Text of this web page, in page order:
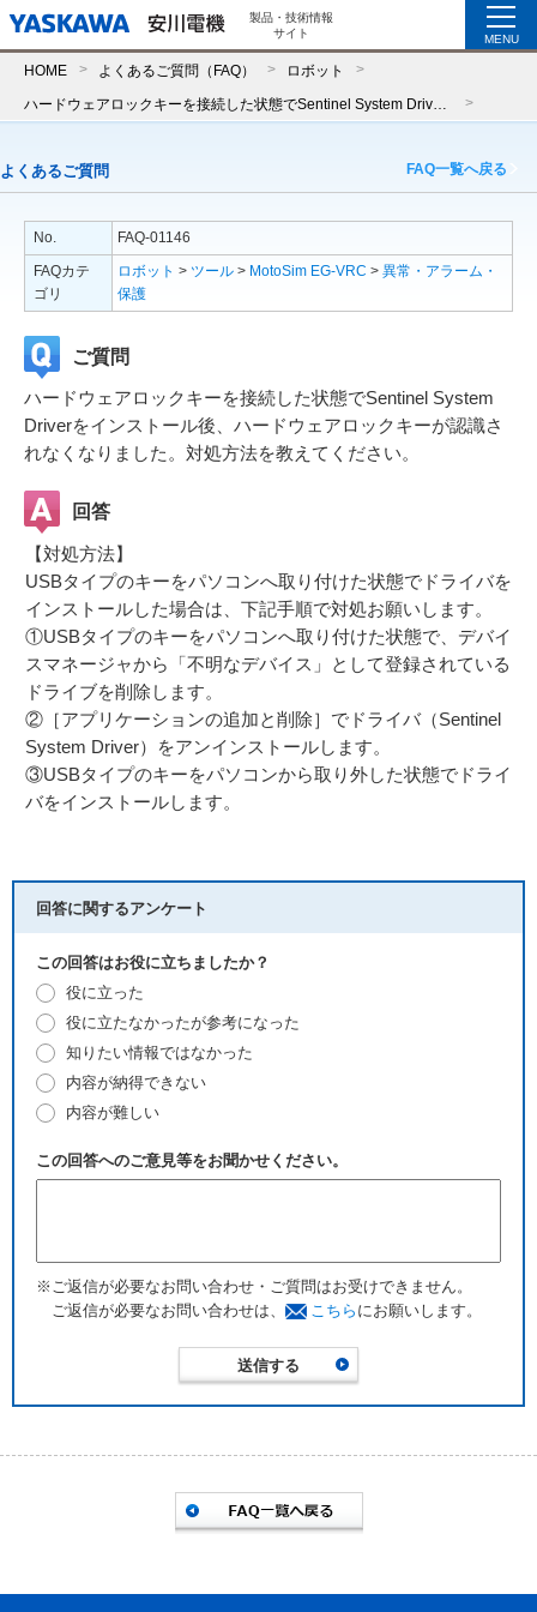
製品・技術情報
サイト
MENU
HOME よくあるご質問（FAQ） ロボット
よくあるご質問 FAQ一覧へ戻る
No.
FAQ-01146
FAQカテ
ゴリ
ロボット > ツール > MotoSim EG-VRC > 異常・アラーム・
保護
ご質問
ハードウェアロックキーを接続した状態でSentinel System
Driverをインストール後、ハードウェアロックキーが認識さ
れなくなりました。対処方法を教えてください。
回答
【対処方法】
USBタイプのキーをパソコンへ取り付けた状態でドライバを
インストールした場合は、下記手順で対処お願いします。
①USBタイプのキーをパソコンへ取り付けた状態で、デバイ
スマネージャから「不明なデバイス」として登録されている
ドライブを削除します。
②［アプリケーションの追加と削除］でドライバ（Sentinel
System Driver）をアンインストールします。
③USBタイプのキーをパソコンから取り外した状態でドライ
バをインストールします。
回答に関するアンケート
この回答はお役に立ちましたか？
役に立った
役に立たなかったが参考になった
知りたい情報ではなかった
内容が納得できない
内容が難しい
この回答へのご意見等をお聞かせください。
※ご返信が必要なお問い合わせ・ご質問はお受けできません。
ご返信が必要なお問い合わせは、
こちら にお願いします。